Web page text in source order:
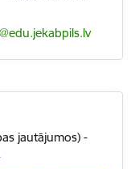
jautājumos) -